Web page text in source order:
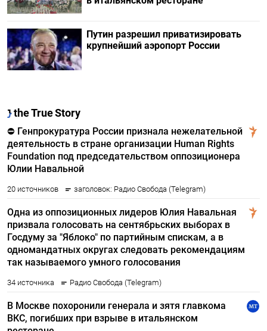
Путин разрешил приватизировать
крупнейший аэропорт России